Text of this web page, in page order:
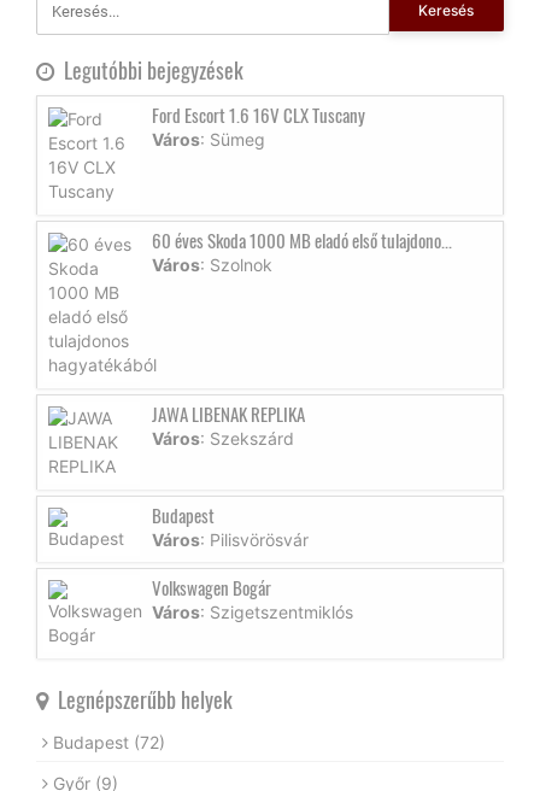
Keresés
Legutóbbi bejegyzések
Ford Escort 1.6 16V CLX Tuscany
Város: Sümeg
60 éves Skoda 1000 MB eladó első tulajdono...
Város: Szolnok
JAWA LIBENAK REPLIKA
Város: Szekszárd
Budapest
Város: Pilisvörösvár
Volkswagen Bogár
Város: Szigetszentmiklós
Legnépszerűbb helyek
Budapest (72)
Győr (9)